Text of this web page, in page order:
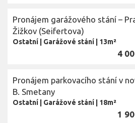
Pronájem garážového stání –
Žižkov (Seifertova)
Ostatní Garážové stání 13m²
4
Pronájem parkovacího stání v
B. Smetany
Ostatní Garážové stání 18m²
1